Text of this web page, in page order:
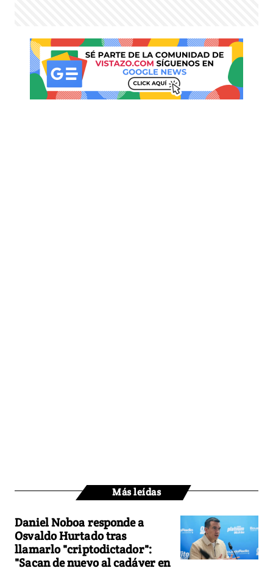
Más leídas
Daniel Noboa responde a
Osvaldo Hurtado tras
llamarlo "criptodictador":
"Sacan de nuevo al cadáver en